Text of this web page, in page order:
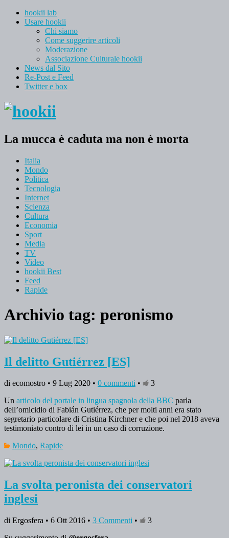
hookii lab
Usare hookii
Chi siamo
Come suggerire articoli
Moderazione
Associazione Culturale hookii
News dal Sito
Re-Post e Feed
Twitter e box
La mucca è caduta ma non è morta
Italia
Mondo
Politica
Tecnologia
Internet
Scienza
Cultura
Economia
Sport
Media
TV
Video
hookii Best
Feed
Rapide
Archivio tag: peronismo
Il delitto Gutiérrez [ES]
di ecomostro • 9 Lug 2020 • 0 commenti •
3
Un articolo del portale in lingua spagnola della BBC parla
dell’omicidio di Fabián Gutiérrez, che per molti anni era stato
segretario particolare di Cristina Kirchner e che poi nel 2018 aveva
testimoniato contro di lei in un caso di corruzione.
Mondo, Rapide
La svolta peronista dei conservatori
inglesi
di Ergosfera • 6 Ott 2016 • 3 Commenti •
3